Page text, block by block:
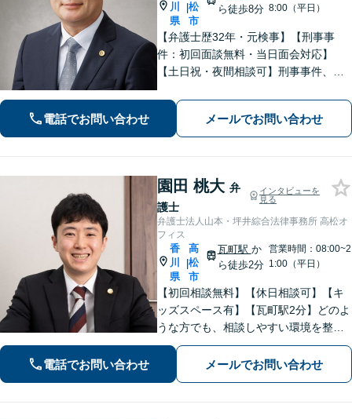
川
県
|松
市
ら徒歩8分 8:00（平日）
【弁護士歴32年・元検事】【刑事事
件：初回面談無料・当日面会対応】
【土日祝・夜間相談可】刑事事件、離
整理等。地域密着型で丁寧に対応しま
す。【高松駅徒歩10分】【所属弁護士3
名】
電話でお問い合わせ メールでお問い合わせ
園田 桃大 弁
護士
インタビューを
見る
弁護士法人山本・坪井綜合法律事務所 高松オ
フィス
香
川
県
|
高
松
市
瓦町駅 か
ら徒歩2分
営業時間：08:00~2
1:00（平日）
【初回相談無料】【休日相談可】【キ
ッズスペース有】【瓦町駅2分】どのよ
うな方でも、相談しやすい環境を整え
ています。依頼者様に寄り添った対応
を心がけています。【離婚・男女問
題】DV被害へ積極的に対応。お気軽に
電話でお問い合わせ メールでお問い合わせ